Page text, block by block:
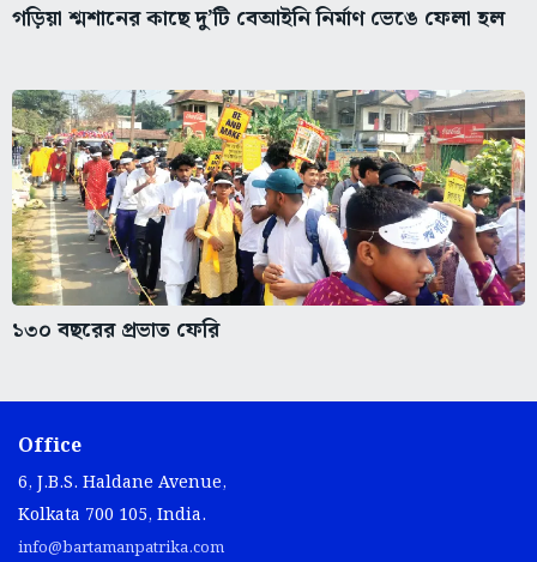
গড়িয়া শ্মশানের কাছে দু’টি বেআইনি নির্মাণ ভেঙে ফেলা হল
১৩০ বছরের প্রভাত ফেরি
Office
6, J.B.S. Haldane Avenue,
Kolkata 700 105, India.
info@bartamanpatrika.com